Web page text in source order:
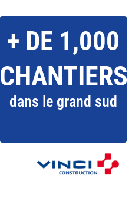
+ DE 1,000
CHANTIERS
dans le grand sud